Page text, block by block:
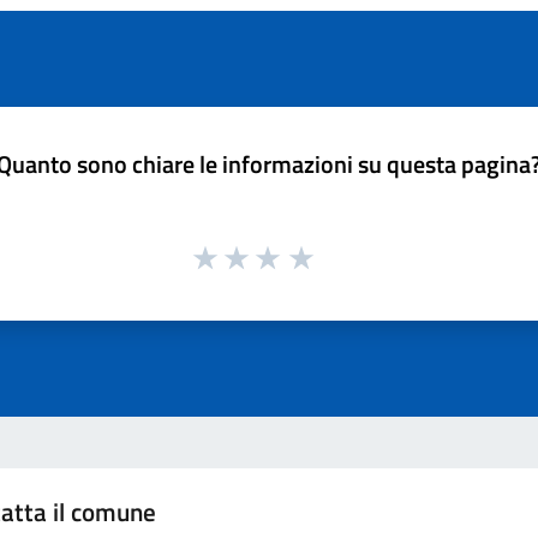
sono chiare le informazioni su questa
il comune